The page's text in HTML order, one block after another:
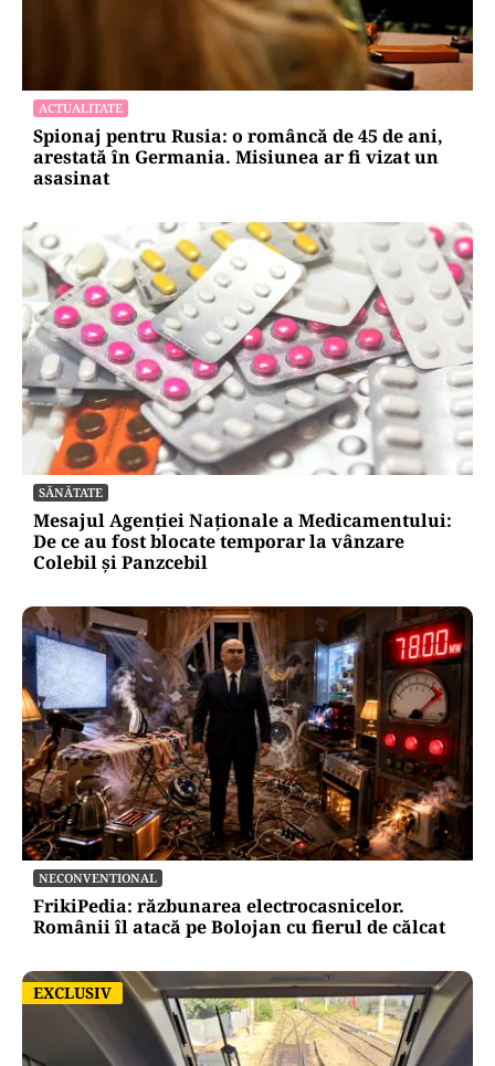
ACTUALITATE
Spionaj pentru Rusia: o româncă de 45 de ani,
arestată în Germania. Misiunea ar fi vizat un
asasinat
SĂNĂTATE
Mesajul Agenției Naționale a Medicamentului:
De ce au fost blocate temporar la vânzare
Colebil și Panzcebil
NECONVENTIONAL
FrikiPedia: răzbunarea electrocasnicelor.
Românii îl atacă pe Bolojan cu fierul de călcat
EXCLUSIV
EXCLUSIV